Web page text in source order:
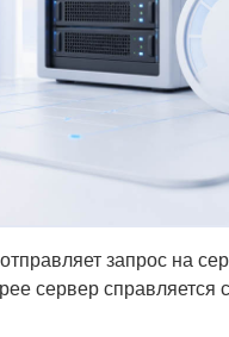
запрос на
сервер